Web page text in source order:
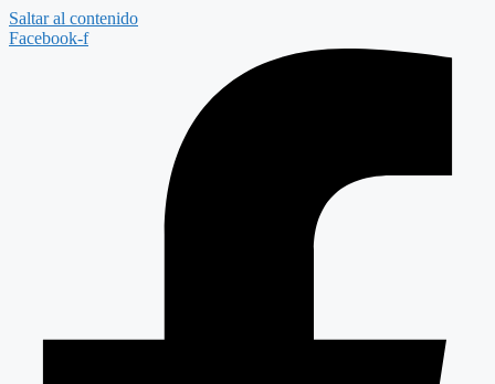
Saltar al contenido
Facebook-f